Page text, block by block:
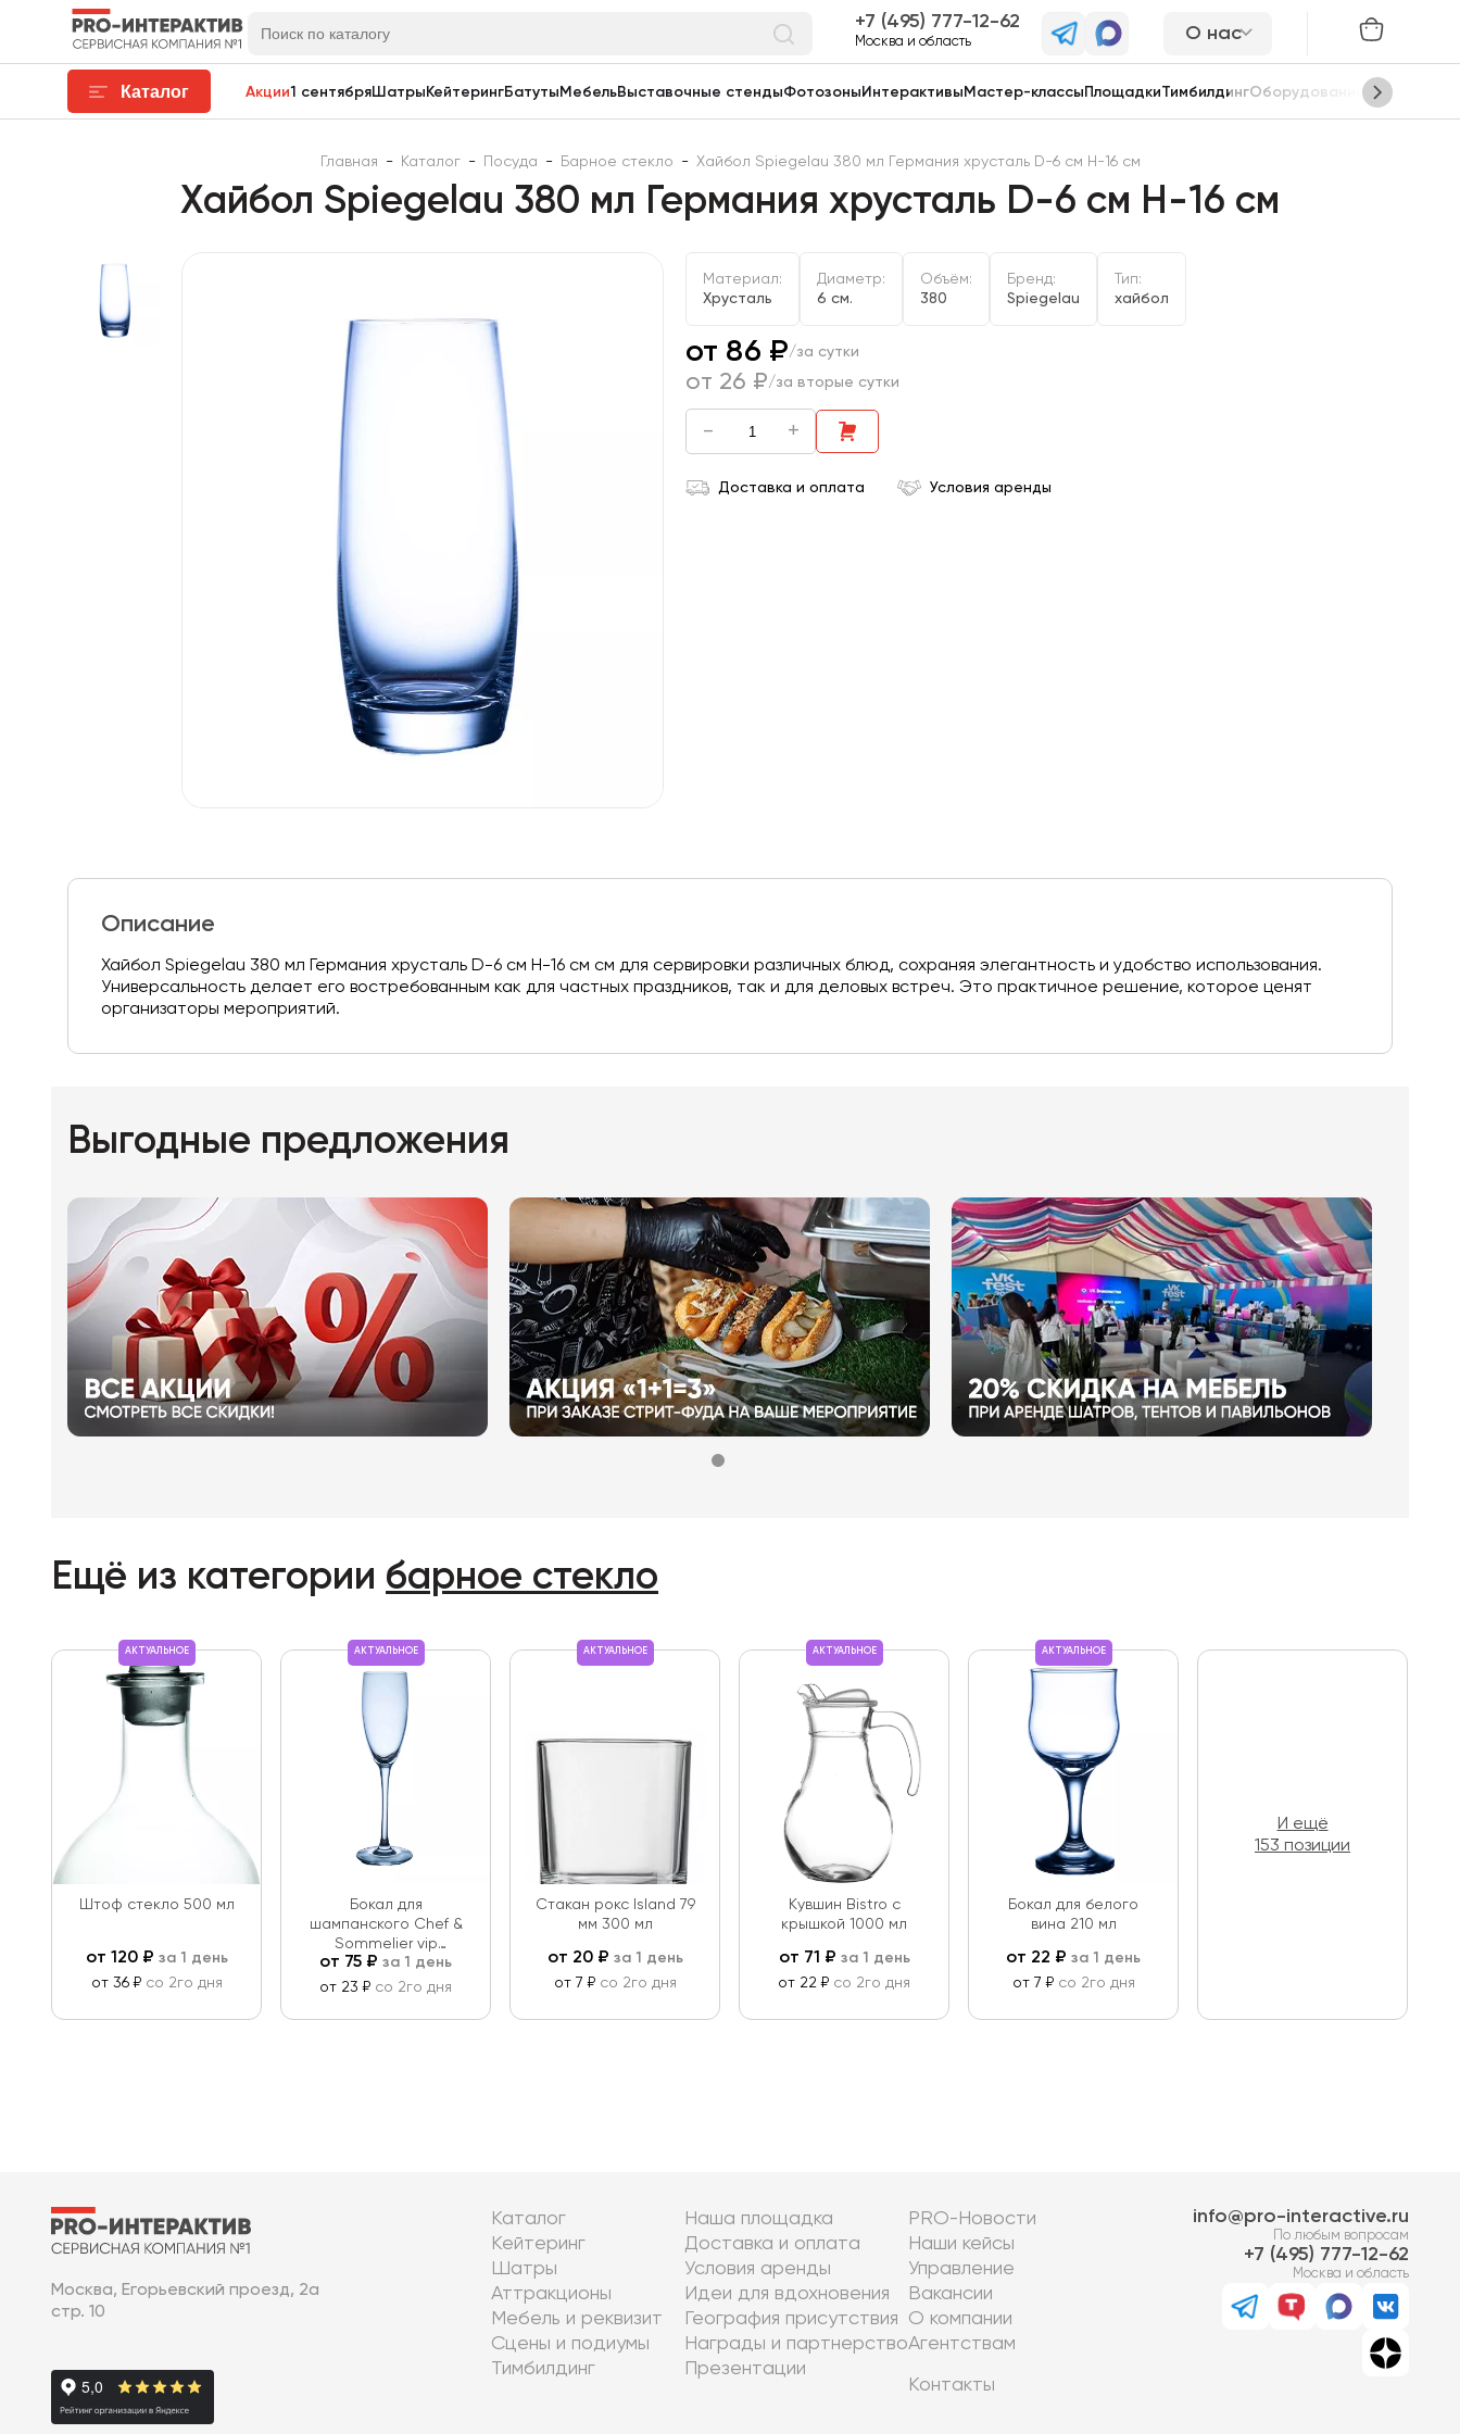
7 (495) 777-12-62
Москва и область О нас
Каталог Акции1 сентябряШатры КейтерингБатуты МебельВыставочные стендыФотозоны Интерактивы Мастер-классы ПлощадкиТимбилдингОборудование Сцены
Главная - Каталог - Посуда - Барное стекло - Хайбол Spiegelau 380 мл Германия хрусталь D-6 см Н-16 см
Хайбол Spiegelau 380 мл Германия хрусталь D-6 см Н-16 см
Материал:
Хрусталь
Диаметр:
6 см.
Объём:
380
Бренд:
Spiegelau
Тип:
хайбол
от 86 ₽/за сутки
от 26 ₽/за вторые сутки
- +
Доставка и оплата Условия аренды
Описание
Хайбол Spiegelau 380 мл Германия хрусталь D-6 см Н-16 см см для сервировки различных блюд, сохраняя элегантность и удобство использования.
Универсальность делает его востребованным как для частных праздников, так и для деловых встреч. Это практичное решение, которое ценят
организаторы мероприятий.
Выгодные предложения
Ещё из категории барное стекло
АКТУАЛЬНОЕ
Штоф стекло 500 мл
от 120₽ за 1 день
от 36 ₽ со 2го дня
АКТУАЛЬНОЕ
Бокал для
шампанского Chef &
Sommelier vip
франция 160 мл
от 75 ₽ за 1 день
от 23 ₽ со 2го дня
АКТУАЛЬНОЕ
Стакан рокс Island 79
мм 300 мл
от 20₽ за 1 день
от 7 ₽ со 2го дня
АКТУАЛЬНОЕ
Кувшин Bistro с
крышкой 1000 мл
от 71 ₽ за 1 день
от 22 ₽ со 2го дня
АКТУАЛЬНОЕ
Бокал для белого
вина 210 мл
от 22 ₽ за 1 день
от 7 ₽ со 2го дня
И ещё
153 позиции
Москва, Егорьевский проезд, 2а
стр. 10
Каталог
Кейтеринг
Шатры
Аттракционы
Мебель и реквизит
Сцены и подиумы
Тимбилдинг
Наша площадка
Доставка и оплата
Условия аренды
Идеи для вдохновения
География присутствия
Награды и партнерство
Презентации
PRO-Новости
Наши кейсы
Управление
Вакансии
О компании
Агентствам
Контакты
info@pro-interactive.ru
По любым вопросам
7 (495) 777-12-62
Москва и область